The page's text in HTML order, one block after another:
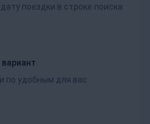
поездки в строке поиска
по удобным для вас